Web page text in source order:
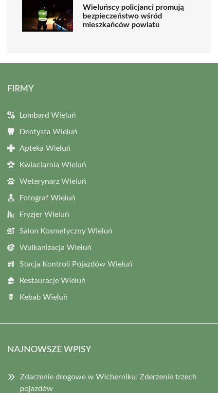
Wieluńscy policjanci promują
bezpieczeństwo wśród
mieszkańców powiatu
FIRMY
Lombard Wieluń
Dentysta Wieluń
Apteka Wieluń
Kwiaciarnia Wieluń
Weterynarz Wieluń
Fotograf Wieluń
Fryzjer Wieluń
Salon Kosmetyczny Wieluń
Wulkanizacja Wieluń
Stacja Kontroli Pojazdów Wieluń
Restauracje Wieluń
Kebab Wieluń
NAJNOWSZE WPISY
Zdarzenie drogowe w Wicherniku: Zderzenie trzech
pojazdów